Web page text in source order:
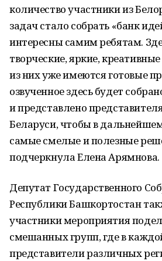
количество участники из
задач стало собрать «банк
интересны самим ребятам.
творческие, яркие,
из них уже имеются готовые
озвученное здесь будет
и представлено
Беларуси, чтобы в дальнейшем
самые смелые и полезные
подчеркнула Елена Арямнова.
Депутат Государственного
Республики Башкортостан
участники мероприятия
смешанных групп, где в
представители различных